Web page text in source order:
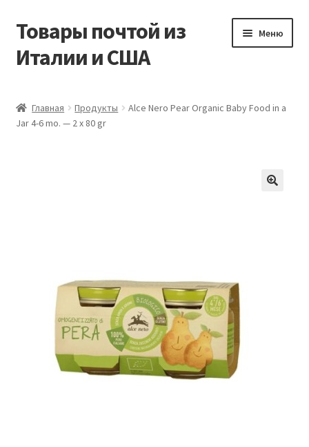
Перейти
навигации
Перейти
содержимому
Товары почтой из
Италии и США
Меню
Контакты
Главная Продукты
Alce Nero Pear Organic Baby Food in a
Jar 4-6 mo. — 2 x 80 gr